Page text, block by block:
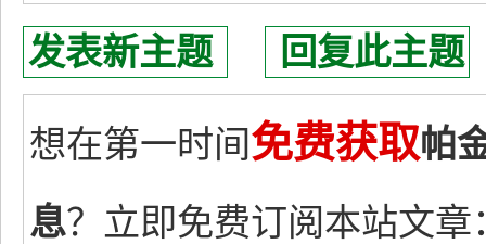
发表新主题 回复此主题
想在第一时间免费获取帕
息？立即免费订阅本站文章